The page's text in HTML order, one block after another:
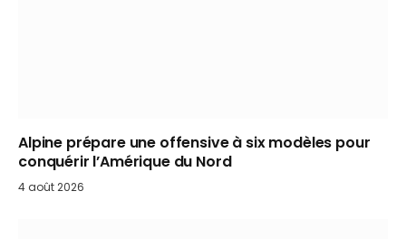
Alpine prépare une offensive à six modèles pour
conquérir l’Amérique du Nord
4 août 2026